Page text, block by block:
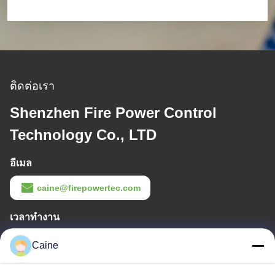
ติดต่อเรา
Shenzhen Fire Power Control
Technology Co., LTD
อีเมล
caine@firepowertec.com
เวลาทํางาน
9:00-18:00
ที่อยู่ของเรา
Caine